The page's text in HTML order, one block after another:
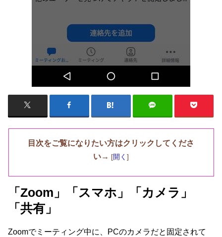
目次をご覧になりたい方はクリックしてくださ
い→ [開く ]
「Zoom」「スマホ」「カメラ」
「共有」
Zoomでミーティング中に、PCのカメラだと固定されて